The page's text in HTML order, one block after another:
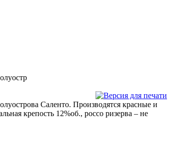
Саленто. Производятся красные и
крепость 12%об., россо ризерва – не